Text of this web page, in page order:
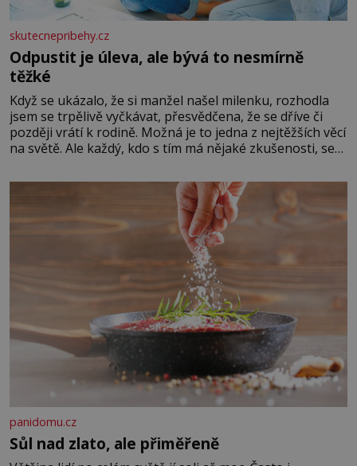
skutecnepribehy.cz
Odpustit je úleva, ale bývá to nesmírně
těžké
Když se ukázalo, že si manžel našel milenku, rozhodla
jsem se trpělivě vyčkávat, přesvědčena, že se dříve či
později vrátí k rodině. Možná je to jedna z nejtěžších věcí
na světě. Ale každý, kdo s tím má nějaké zkušenosti, se
Když se ke mně doneslo, že si manžel pořídil milenku,
panidomu.cz
Sůl nad zlato, ale přiměřeně